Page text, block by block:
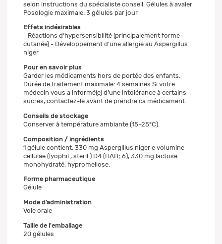
selon instructions du spécialiste conseil. Gélules à avaler
Posologie maximale: 3 gélules par jour
Effets indésirables
- Réactions d’hypersensibilité (principalement forme
cutanée) - Développement d’une allergie au Aspergillus
niger
Pour en savoir plus
Garder les médicaments hors de portée des enfants.
Durée de traitement maximale: 4 semaines Si votre
médecin vous a informé(e) d’une intolérance à certains
sucres, contactez-le avant de prendre ca médicament.
Conseils de stockage
Conserver à température ambiante (15–25°C).
Composition / ingrédients
1 gélule contient: 330 mg Aspergillus niger e volumine
cellulae (lyophil., steril.) D4 (HAB; 6), 330 mg lactose
monohydraté, hypromellose.
Forme pharmaceutique
Gélule
Mode d’administration
Voie orale
Taille de l'emballage
20 gélules